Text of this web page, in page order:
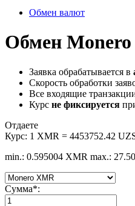
Обмен валют
Обмен
Заявка обрабатывается в
Скорость обработки
Все входящие
Курс не фиксируется
Отдаете
Курс: 1 XMR = 4453752.42
min.: 0.595004 XMR max.:
Сумма*: